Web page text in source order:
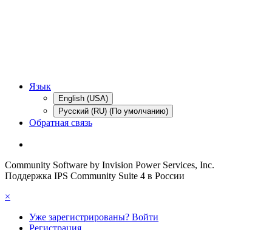
Язык
English (USA)
Русский (RU) (По умолчанию)
Обратная связь
Community Software by Invision Power Services, Inc.
Поддержка IPS Community Suite 4 в России
×
Уже зарегистрированы? Войти
Регистрация